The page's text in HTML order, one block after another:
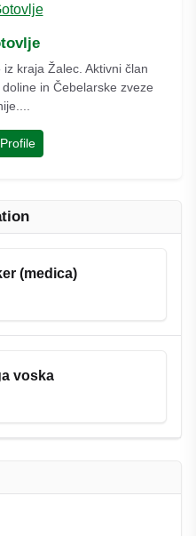
kraja Žalec. Aktivni član
in Čebelarske zveze
(medica)
voska